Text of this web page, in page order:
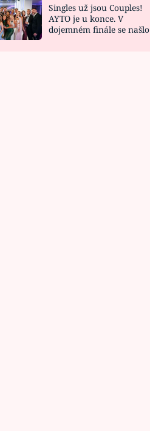
Singles už jsou Couples!
AYTO je u konce. V
dojemném finále se našlo